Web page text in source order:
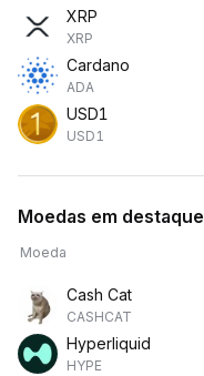
XRP
XRP
Cardano
ADA
USD1
USD1
Moedas em destaque
Moeda
Cash Cat
CASHCAT
Hyperliquid
HYPE